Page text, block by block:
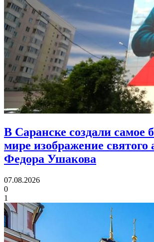
В Саранске создали самое
мире изображение святого
Федора Ушакова
07.08.2026
0
1